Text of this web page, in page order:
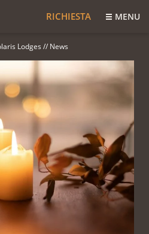
RICHIESTA MENU
Lodges // News